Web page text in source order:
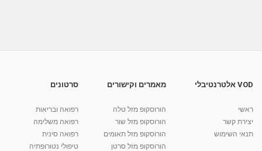
מאת vod-galit 9 שנים
קרין גורן - העוגה המתגלצ’ת ללא קמח
VOD אלטרנטיבלי
ראשי
יצירת קשר
תנאי השימוש
מאמרים וקישורים
הורוסקופ מזל טלה
הורוסקופ מזל שור
הורוסקופ מזל תאומים
הורוסקופ מזל סרטן
סרטונים
רפואה ובריאות
רפואה משלימה
רפואה סינית
טיפולי נטורופתיה